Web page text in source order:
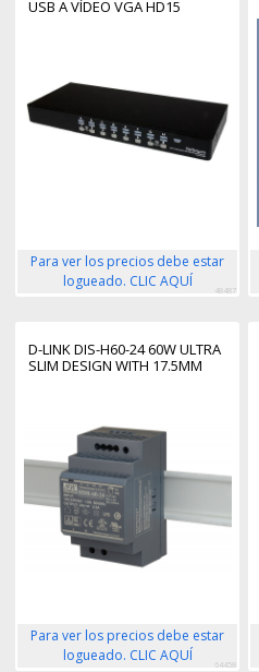
USB A VÍDEO VGA HD15
Para ver los precios debe estar
logueado. CLIC AQUÍ
48487
D-LINK DIS-H60-24 60W ULTRA
SLIM DESIGN WITH 17.5MM
Para ver los precios debe estar
logueado. CLIC AQUÍ
64458